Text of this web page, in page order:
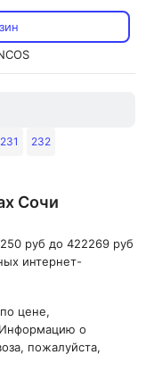
231 232
Сочи
руб до 422269 руб
интернет-
цене,
Информацию о
пожалуйста,